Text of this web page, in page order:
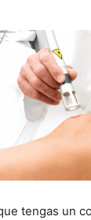
tengas un